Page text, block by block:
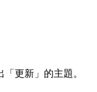
更新」的主題。